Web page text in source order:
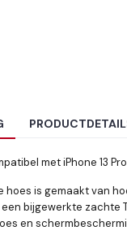
met iPhone 13 Pro
hoes is gemaakt van
bijgewerkte zachte
en